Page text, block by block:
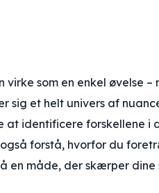
virke som en enkel øvelse
sig et helt univers af
at identificere forskellene
forstå, hvorfor du
en måde, der skærper